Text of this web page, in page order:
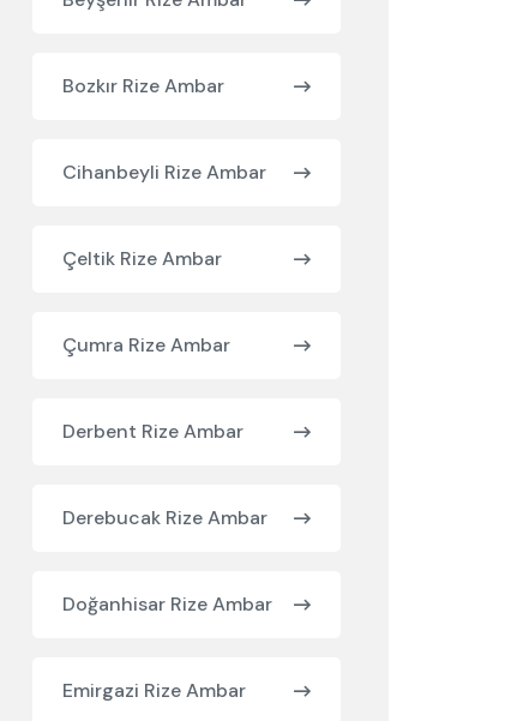
Bozkır Rize Ambar
Cihanbeyli Rize Ambar
Çeltik Rize Ambar
Çumra Rize Ambar
Derbent Rize Ambar
Derebucak Rize Ambar
Doğanhisar Rize Ambar
Emirgazi Rize Ambar